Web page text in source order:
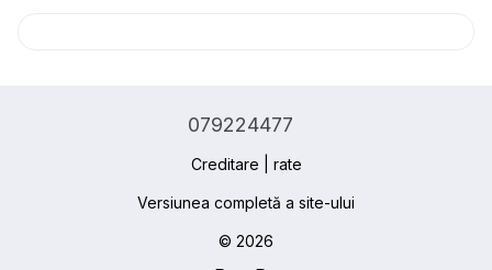
079224477
Creditare | rate
Versiunea completă a site-ului
© 2026